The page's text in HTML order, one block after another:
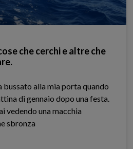
che cerchi e altre che
bussato alla mia porta quando
di gennaio dopo una festa.
vedendo una macchia
sbronza